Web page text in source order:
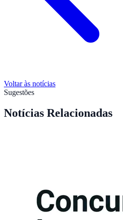
Voltar às notícias
Sugestões
Notícias Relacionadas